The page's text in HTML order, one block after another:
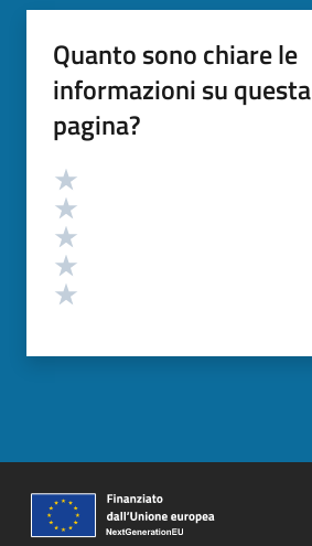
Quanto sono chiare le
informazioni su questa
pagina?
Valutazione